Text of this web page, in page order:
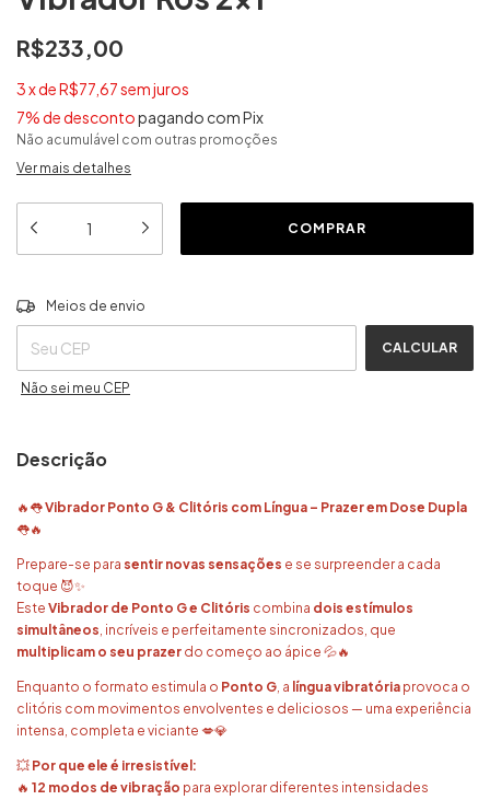
R$233,00
3xdeR$77,67sem juros
7% de descontopagando com Pix
Não acumulável com outras promoções
Ver mais detalhes
Entregas para o CEP:
Meios de envio
CALCULAR
Não sei meu CEP
Descrição
🔥👅Vibrador Ponto G & Clitóris com Língua – Prazer em Dose Dupla
👅🔥
Prepare-se para sentir novas sensações e se surpreender a cada
toque 😈✨
Este Vibrador de Ponto G e Clitóris combina dois estímulos
simultâneos, incríveis e perfeitamente sincronizados, que
multiplicam o seu prazer do começo ao ápice 💦🔥
Enquanto o formato estimula o Ponto G, a língua vibratória provoca o
clitóris com movimentos envolventes e deliciosos — uma experiência
intensa, completa e viciante 💋💎
💥 Por que ele é irresistível:
🔥 12 modos de vibração para explorar diferentes intensidades